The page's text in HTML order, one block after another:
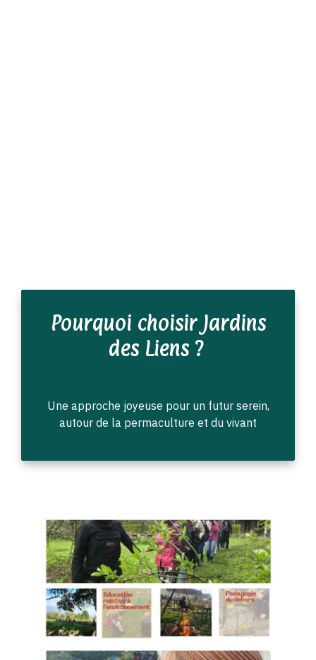
Pourquoi choisir Jardins
des Liens ?
Une approche joyeuse pour un futur serein,
autour de la permaculture et du vivant